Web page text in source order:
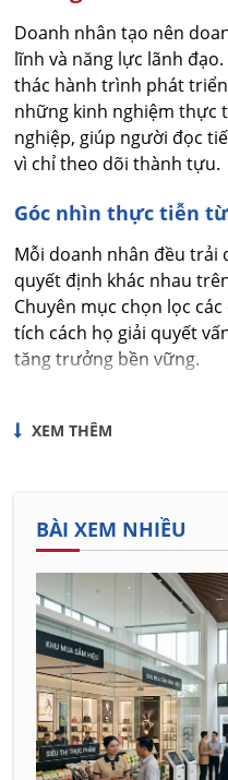
Doanh nhân tạo nên
lĩnh và năng lực lãnh
thác hành trình phát
những kinh nghiệm thực
nghiệp, giúp người đọc
vì chỉ theo dõi thành tựu.
Góc nhìn thực tiễn
Mỗi doanh nhân đều trải
quyết định khác nhau
Chuyên mục chọn lọc
tích cách họ giải quyết
tăng trưởng bền vững.
hiệu quả vận hành trong
Bài học tạo nên giá
Những kinh nghiệm
người đọc hiểu rõ tư
nên một doanh nhân
để xây dựng doanh
Vai trò của
XEM THÊM
BÀI XEM NHIỀU